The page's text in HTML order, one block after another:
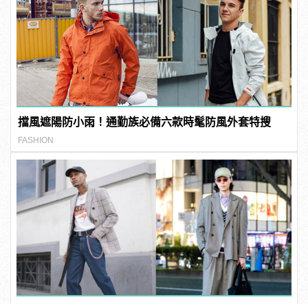
擋風遮陽防小雨！通勤族必備六款時髦防風外套特搜
FASHION